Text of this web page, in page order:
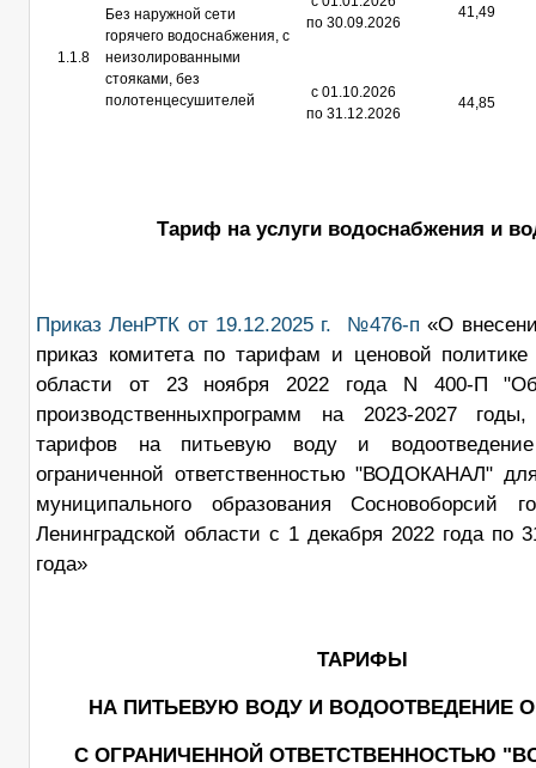
1.1.8
Без наружной сети
горячего водоснабжения, с
неизолированными
стояками, без
полотенцесушителей
по 30.09.2026
41,49
с 01.10.2026
по 31.12.2026
44,85
Тариф на услуги водоснабжения и
Приказ ЛенРТК от 19.12.2025 г. №476-п «О
приказ комитета по тарифам и ценовой политике
области от 23 ноября 2022 года N 400-П "Об
производственныхпрограмм на 2023-2027 годы,
тарифов на питьевую воду и
ограниченной ответственностью "ВОДОКАНАЛ"
муниципального образования Сосновоборсий
Ленинградской области с 1 декабря 2022 года по
года»
ТАРИФЫ
НА ПИТЬЕВУЮ ВОДУ И ВОДООТВЕДЕНИЕ
С ОГРАНИЧЕННОЙ ОТВЕТСТВЕННОСТЬЮ